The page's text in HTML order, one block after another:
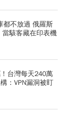
都不放過 俄羅斯
駭客藏在印表機
台灣每天240萬
：VPN漏洞被盯